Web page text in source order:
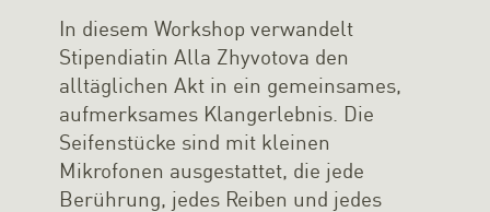
In diesem Workshop verwandelt
Stipendiatin Alla Zhyvotova den
alltäglichen Akt in ein gemeinsames,
aufmerksames Klangerlebnis. Die
Seifenstücke sind mit kleinen
Mikrofonen ausgestattet, die jede
Berührung, jedes Reiben und jedes